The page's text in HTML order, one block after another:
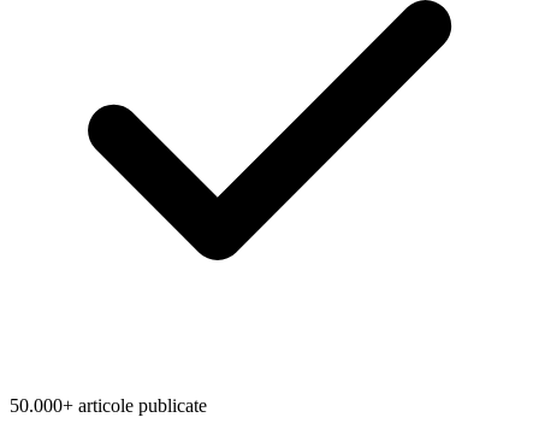
50.000+ articole publicate